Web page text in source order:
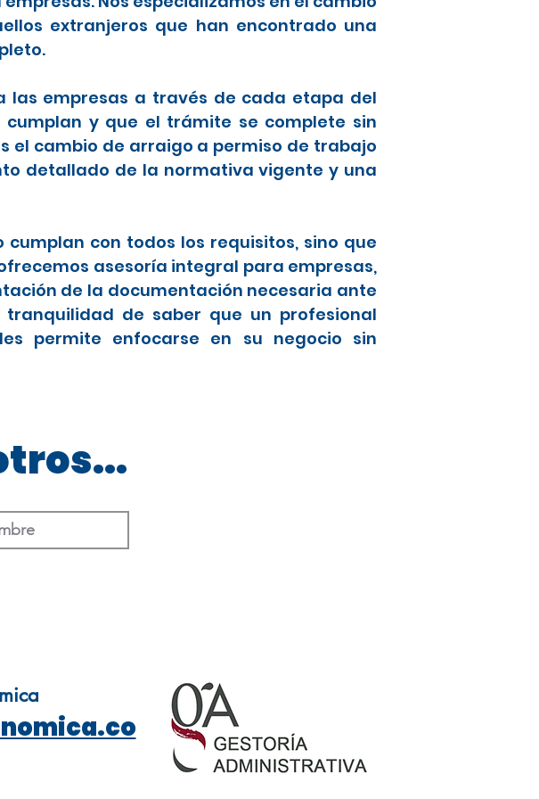
extranjeros que han encontrado una
las empresas a través de cada etapa del
y que el trámite se complete sin
el cambio de arraigo a permiso de trabajo
detallado de la normativa vigente y una
con todos los requisitos, sino que
asesoría integral para empresas,
de la documentación necesaria ante
tranquilidad de saber que un profesional
permite enfocarse en su negocio sin